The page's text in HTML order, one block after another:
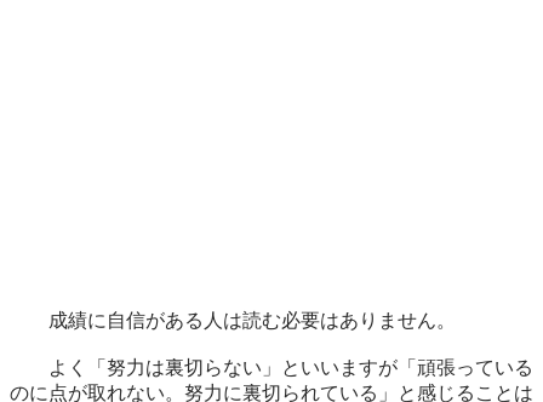
成績に自信がある人は読む必要はありません。
よく「努力は裏切らない」といいますが「頑張っている
のに点が取れない。努力に裏切られている」と感じることは